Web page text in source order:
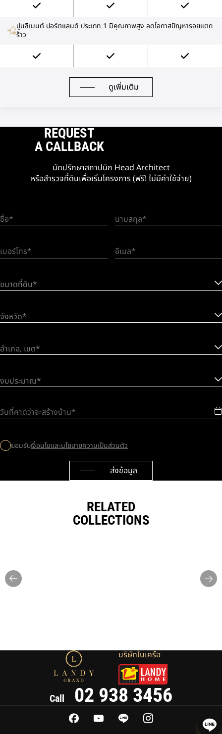
ปูนซีเมนต์ ปอร์ตแลนด์ ประเภท 1 มีคุณภาพสูง ลดโอกาสปัญหารอยแตก
ร้าว
ดูเพิ่มเติม
REQUEST
A CALLBACK
นัดปรึกษาสถาปนิก Head Architect
หรือสำรวจที่ดินเพื่อเริ่มโครงการ (ฟรี! ไม่มีค่าใช้จ่าย)
ชื่อ นามสกุล
เบอร์โทร อีเมล
ขนาดที่ดิน*
จังหวัด*
อำเภอ, เขต*
งบประมาณ*
วันที่คาดว่าจะสร้างบ้าน
ยอมรับเงื่อนไขและนโยบายความเป็นส่วนตัว
ส่งข้อมูล
RELATED
COLLECTIONS
บริษัทในเครือ
02 938 3456